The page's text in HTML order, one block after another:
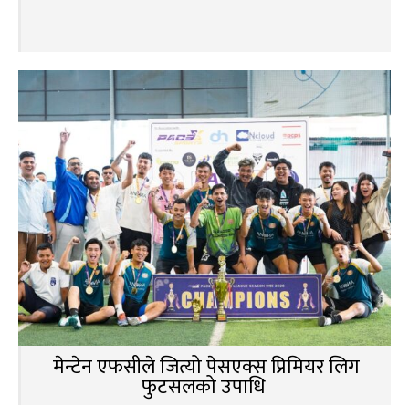
मेन्टेन एफसीले जित्यो पेसएक्स प्रिमियर लिग
फुटसलको उपाधि